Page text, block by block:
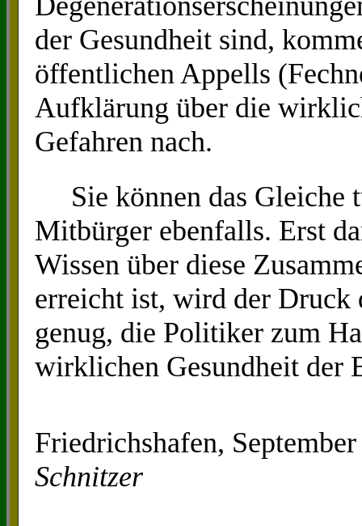
der Gesundheit sind,
öffentlichen Appells
Aufklärung über die
Gefahren nach.
Sie können das Gleiche
Mitbürger ebenfalls. Erst
Wissen über diese
erreicht ist, wird der
genug, die Politiker zum
wirklichen Gesundheit der
Friedrichshafen,
Schnitzer